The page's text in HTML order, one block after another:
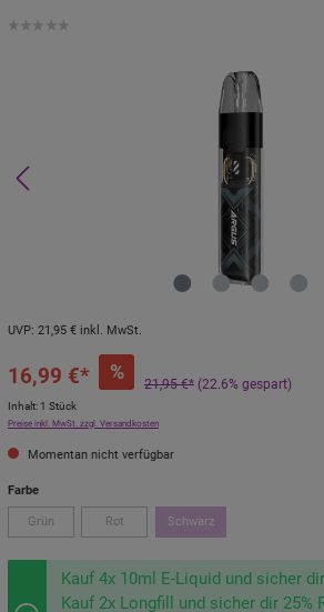
UVP: 21,95 € inkl. MwSt.
16,99 €* %
21,95 €* (22.6% gespart)
Inhalt: 1 Stück
Preise inkl. MwSt. zzgl. Versandkosten
Momentan nicht verfügbar
Farbe
Grün Rot Schwarz
Kauf 4x 10ml E-Liquid und sicher
Kauf 2x Longfill und sicher dir 25%